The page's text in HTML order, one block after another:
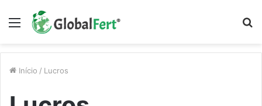
Menu
Início / Lucros